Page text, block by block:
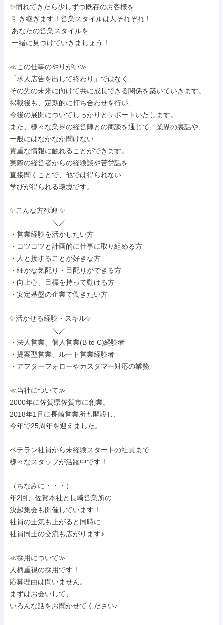
✨慣れてきたら少しずつ既存のお客様を
≪この仕事のやりがい≫
「求人広告を出して終わり」ではなく、
その先の未来に向けて共に成長できる関係を築いていきます。
掲載後も、定期的に打ち合わせを行い、
今後の展開についてしっかりとサポートいたします。
また、様々な業界の経営陣との商談を通じて、業界の裏話や、
一般にはなかなか聞けない
貴重な情報に触れることができます。
実際の経営者からの経験談や苦労話を
直接聞くことで、他では得られない
学びが得られる環境です。
✨こんな⽅歓迎 ✨
￣￣￣￣￣￣＼／￣￣￣￣￣￣
・営業経験を活かしたい⽅
・コツコツと計画的に仕事に取り組める⽅
・⼈と接することが好きな⽅
・細かな気配り・⽬配りができる⽅
・向上⼼、⽬標を持って動ける⽅
・安定基盤の企業で働きたい⽅
✨活かせる経験・スキル✨
￣￣￣￣￣￣＼／￣￣￣￣￣￣
・法⼈営業、個⼈営業(B to C)経験者
・提案型営業、ルート営業経験者
・アフターフォローやカスタマー対応の業務
≪当社について≫
2000年に佐賀県佐賀市に創業。
2018年1月に長崎営業所も開設し、
今年で25周年を迎えました。
ベテラン社員から未経験スタートの社員まで
様々なスタッフが活躍中です！
（ちなみに・・・）
年2回、佐賀本社と長崎営業所の
決起集会も開催しています！
社員の士気も上がると同時に
社員同士の交流も広がります♪
≪採用について≫
人柄重視の採用です！
応募理由は問いません。
まずはお会いして、
いろんな話をお聞かせてください♪